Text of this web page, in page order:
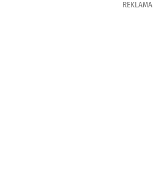
REKLAMA